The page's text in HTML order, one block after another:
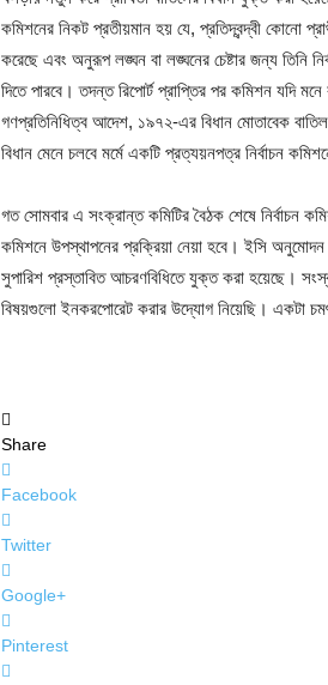
কমিশনের নিকট প্রতীয়মান হয় যে, প্রতিদ্বন্দ্বী কোনো
করেছে এবং অনুরূপ লঙ্ঘন বা লঙ্ঘনের চেষ্টার জন্য তিনি
দিতে পারবে। তদন্ত রিপোর্ট প্রাপ্তির পর কমিশন যদি মনে
গণপ্রতিনিধিত্ব আদেশ, ১৯৭২-এর বিধান মোতাবেক
বিধান মেনে চলবে মর্মে একটি প্রত্যয়নপত্র নির্বাচন
গত সোমবার এ সংক্রান্ত কমিটির বৈঠক শেষে নির্বাচন
কমিশনে উপস্থাপনের প্রক্রিয়া নেয়া হবে। ইসি অনুমোদন
সুপারিশ প্রস্তাবিত আচরণবিধিতে যুক্ত করা হয়েছে।
বিষয়গুলো ইনকরপোরেট করার উদ্যোগ নিয়েছি। একটা
Share
Facebook
Twitter
Google+
Pinterest